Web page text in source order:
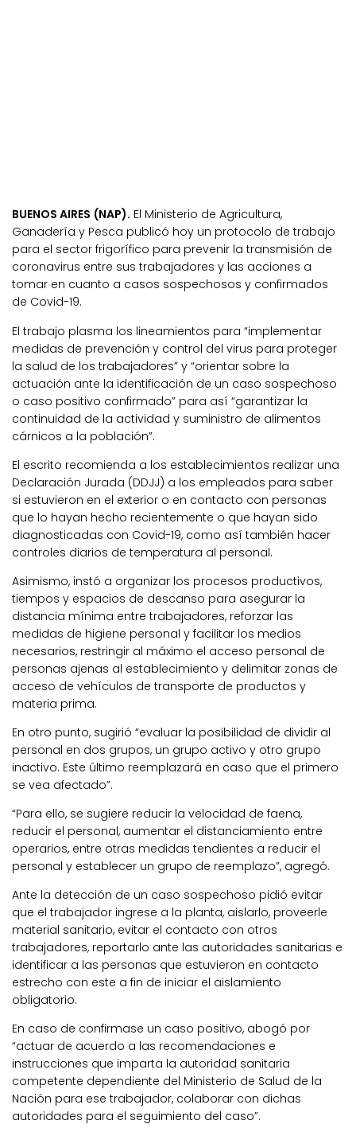
BUENOS AIRES (NAP). El Ministerio de Agricultura,
Ganadería y Pesca publicó hoy un protocolo de trabajo
para el sector frigorífico para prevenir la transmisión de
coronavirus entre sus trabajadores y las acciones a
tomar en cuanto a casos sospechosos y confirmados
de Covid-19.
El trabajo plasma los lineamientos para “implementar
medidas de prevención y control del virus para proteger
la salud de los trabajadores” y “orientar sobre la
actuación ante la identificación de un caso sospechoso
o caso positivo confirmado” para así “garantizar la
continuidad de la actividad y suministro de alimentos
cárnicos a la población”.
El escrito recomienda a los establecimientos realizar una
Declaración Jurada (DDJJ) a los empleados para saber
si estuvieron en el exterior o en contacto con personas
que lo hayan hecho recientemente o que hayan sido
diagnosticadas con Covid-19, como así también hacer
controles diarios de temperatura al personal.
Asimismo, instó a organizar los procesos productivos,
tiempos y espacios de descanso para asegurar la
distancia mínima entre trabajadores, reforzar las
medidas de higiene personal y facilitar los medios
necesarios, restringir al máximo el acceso personal de
personas ajenas al establecimiento y delimitar zonas de
acceso de vehículos de transporte de productos y
materia prima.
En otro punto, sugirió “evaluar la posibilidad de dividir al
personal en dos grupos, un grupo activo y otro grupo
inactivo. Este último reemplazará en caso que el primero
se vea afectado”.
“Para ello, se sugiere reducir la velocidad de faena,
reducir el personal, aumentar el distanciamiento entre
operarios, entre otras medidas tendientes a reducir el
personal y establecer un grupo de reemplazo”, agregó.
Ante la detección de un caso sospechoso pidió evitar
que el trabajador ingrese a la planta, aislarlo, proveerle
material sanitario, evitar el contacto con otros
trabajadores, reportarlo ante las autoridades sanitarias e
identificar a las personas que estuvieron en contacto
estrecho con este a fin de iniciar el aislamiento
obligatorio.
En caso de confirmase un caso positivo, abogó por
“actuar de acuerdo a las recomendaciones e
instrucciones que imparta la autoridad sanitaria
competente dependiente del Ministerio de Salud de la
Nación para ese trabajador, colaborar con dichas
autoridades para el seguimiento del caso”.